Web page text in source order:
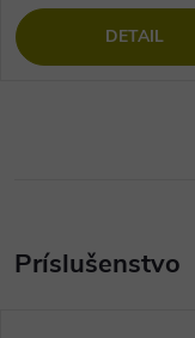
DETAIL